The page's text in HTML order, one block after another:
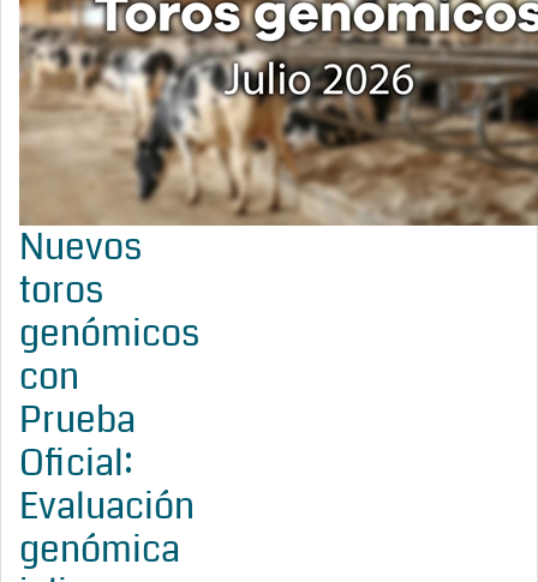
Nuevos
toros
genómicos
con
Prueba
Oficial:
Evaluación
genómica